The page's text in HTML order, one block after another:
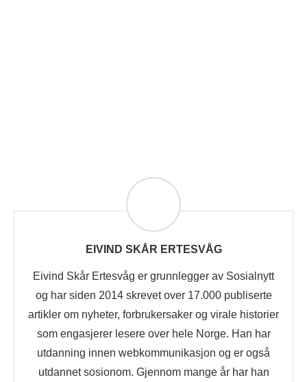
EIVIND SKÅR ERTESVÅG
Eivind Skår Ertesvåg er grunnlegger av Sosialnytt
og har siden 2014 skrevet over 17.000 publiserte
artikler om nyheter, forbrukersaker og virale historier
som engasjerer lesere over hele Norge. Han har
utdanning innen webkommunikasjon og er også
utdannet sosionom. Gjennom mange år har han